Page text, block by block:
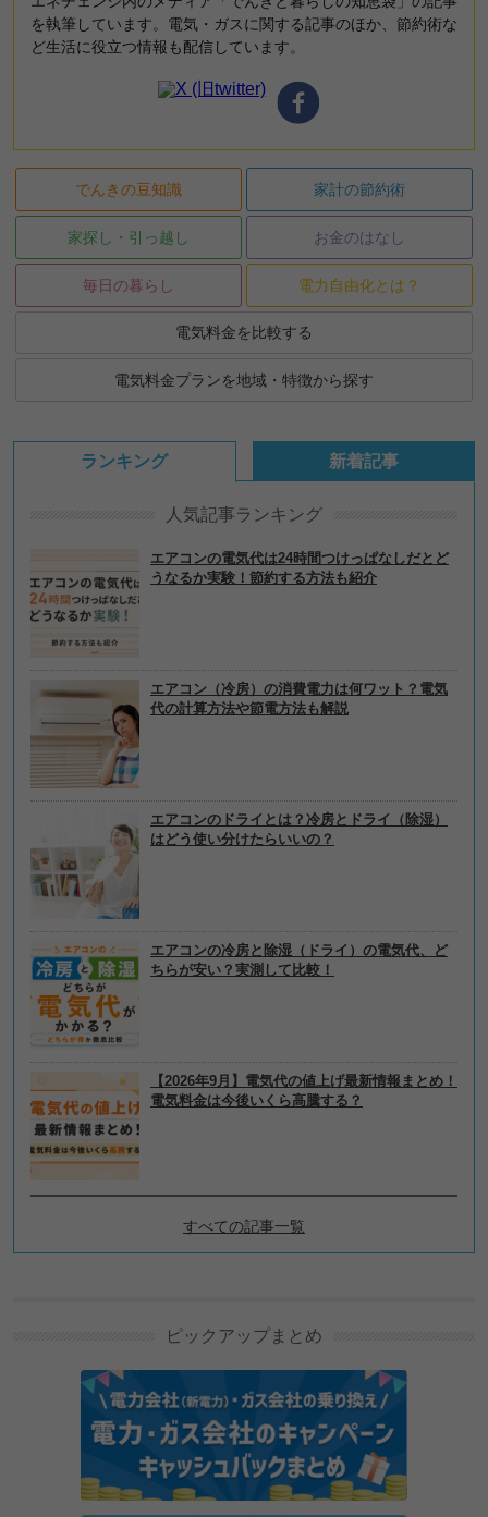
を執筆しています。電気・ガスに関する記事のほか、節約術な
ど生活に役立つ情報も配信しています。
でんきの豆知識 家計の節約術
家探し・引っ越し お金のはなし
毎日の暮らし 電力自由化とは？
電気料金を比較する
電気料金プランを地域・特徴から探す
ランキング
人気記事ランキング
エアコンの電気代は24時間つけっぱなしだとど
うなるか実験！節約する方法も紹介
エアコン（冷房）の消費電力は何ワット？電気
代の計算方法や節電方法も解説
エアコンのドライとは？冷房とドライ（除湿）
はどう使い分けたらいいの？
エアコンの冷房と除湿（ドライ）の電気代、ど
ちらが安い？実測して比較！
【2026年9月】電気代の値上げ最新情報まとめ！
電気料金は今後いくら高騰する？
すべての記事一覧
新着記事
GMOのとくとくBBでんき・とくとくBBガスを解
ポイ活アプリ「でんきWALK」とは？歩くだけで本当
に電気代が安くなるか解説
ピックアップまとめ